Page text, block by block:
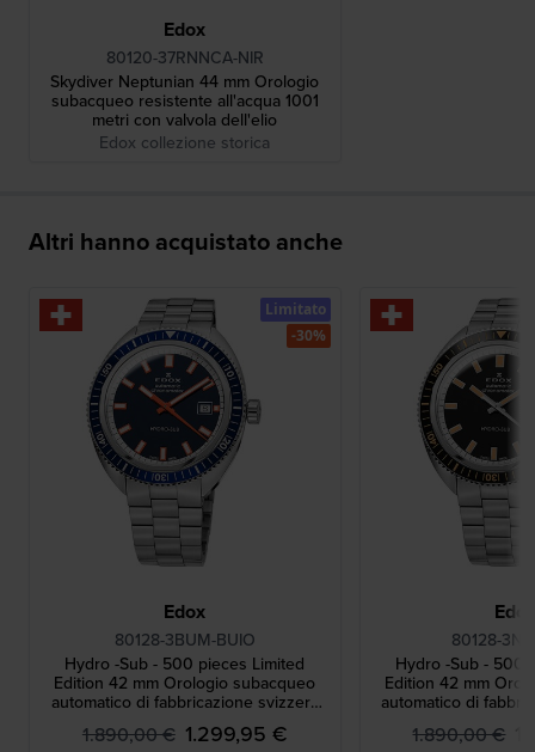
Edox
80120-37RNNCA-NIR
Skydiver Neptunian 44 mm Orologio
subacqueo resistente all'acqua 1001
metri con valvola dell'elio
Edox collezione storica
Altri hanno acquistato anche
Edox
80128-3BUM-BUIO
Hydro -Sub - 500 pieces Limited
Edition 42 mm Orologio subacqueo
automatico di fabbricazione svizzera
certificato COSC
1.890,00 € 1.299,95 €
Limitato
-30%
Edox
80128-
Hydro -Sub - 500
Edition 42 mm
automatico di
certificato
1.890,00 €